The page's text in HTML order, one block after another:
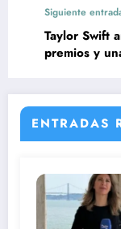
Siguiente
Taylor Swift
premios y
ENTRADAS